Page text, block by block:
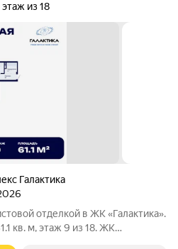
этаж из 18
Галактика
отделкой в ЖК «Галактика».